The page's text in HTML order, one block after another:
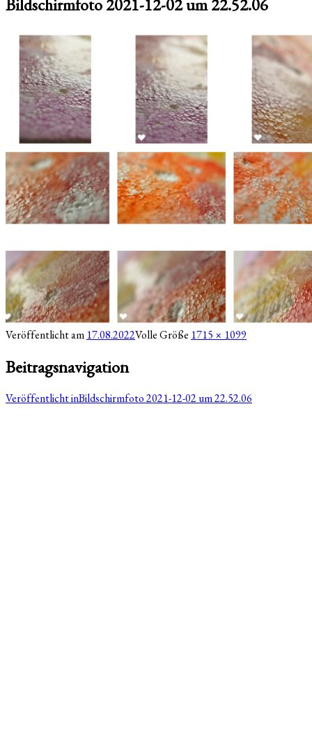
Bildschirmfoto 2021-12-02 um 22.52.06
Veröffentlicht am 17.08.2022Volle Größe 1715 × 1099
Beitragsnavigation
Veröffentlicht inBildschirmfoto 2021-12-02 um 22.52.06